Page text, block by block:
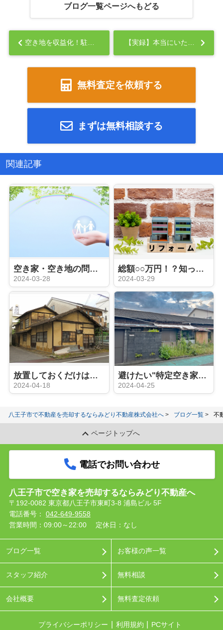
ブログ一覧ページへもどる
空き地を収益化！駐車場経営のステップと成功の秘訣... 【実録】本当にいたヤバい賃貸入居者エピソード...
無料査定を依頼する
まずは無料相談する
関連記事
空き家・空き地の問題点：社会問題を解決する方法
2024-03-28
総額○○万円！？知っておきたい空き家をリフォームする際の費用感
2024-03-29
放置しておくだけは危険！空き家管理のコツ
2024-04-18
避けたい"特定空き家"指定：その基準とリスク
2024-04-25
八王子市で不動産を売却するならみどり不動産株式会社へ ブログ一覧 不
ページトップへ
電話でお問い合わせ
八王子市で空き家を売却するならみどり不動産へ
〒192-0082 東京都八王子市東町3-8 浦島ビル 5F
電話番号： 042-649-9558
営業時間：09:00～22:00
定休日：なし
ブログ一覧
スタッフ紹介
会社概要
お客様の声一覧
無料相談
無料査定依頼
プライバシーポリシー 利用規約 PCサイト